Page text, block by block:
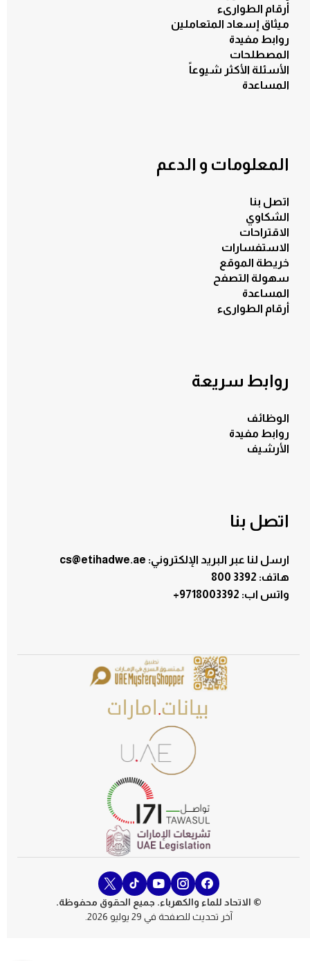
أرقام الطوارىء
ميثاق إسعاد المتعاملين
روابط مفيدة
المصطلحات
الأسئلة الأكثر شيوعاً
المساعدة
المعلومات و الدعم
اتصل بنا
الشكاوي
الاقتراحات
الاستفسارات
خريطة الموقع
سهولة التصفح
المساعدة
أرقام الطوارىء
روابط سريعة
الوظائف
روابط مفيدة
الأرشيف
اتصل بنا
ارسل لنا عبر البريد الإلكتروني: cs@etihadwe.ae
هاتف: 3392 800
+9718003392 :واتس اب
© الاتحاد للماء والكهرباء. جميع الحقوق محفوظة.
آخر تحديث للصفحة في 29 يوليو 2026.